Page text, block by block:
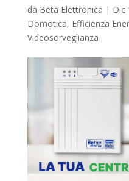
da Beta Elettronica | Dic
Domotica, Efficienza
Videosorveglianza